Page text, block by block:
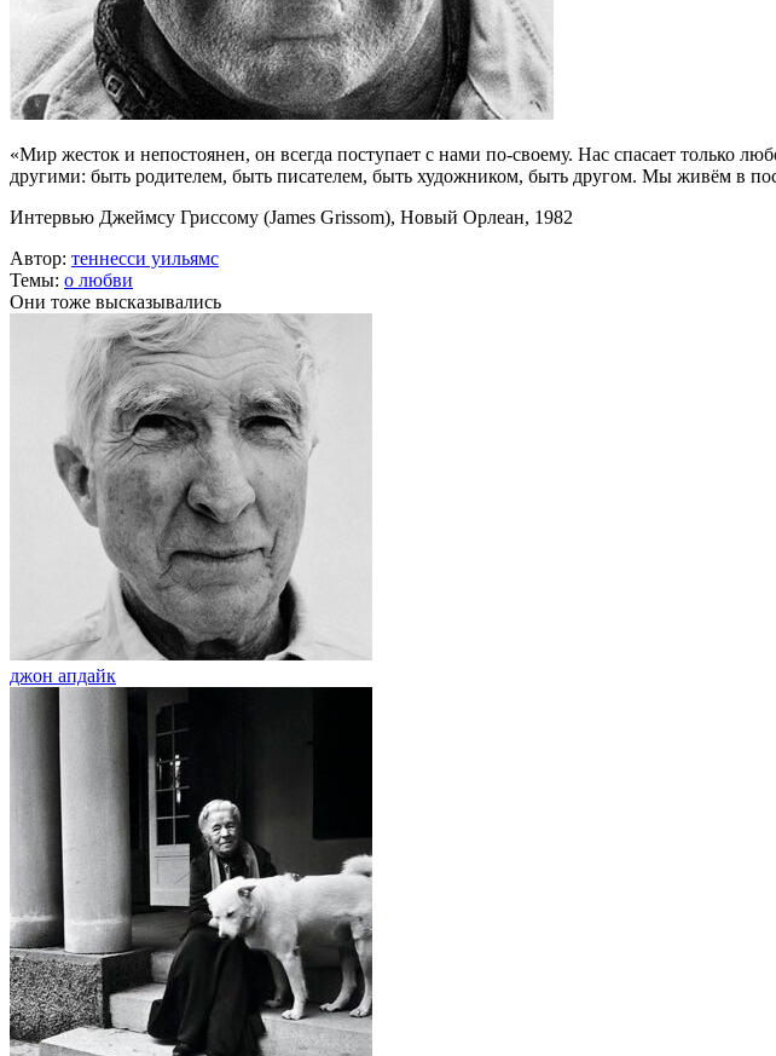
«Мир жесток и непостоянен, он всегда поступает с нами по-своему. Нас спасает только
другими: быть родителем, быть писателем, быть художником, быть другом. Мы живём в
Интервью Джеймсу Гриссому (James Grissom), Новый Орлеан, 1982
Автор: теннесси уильямс
Темы: о любви
Они тоже высказывались
джон апдайк